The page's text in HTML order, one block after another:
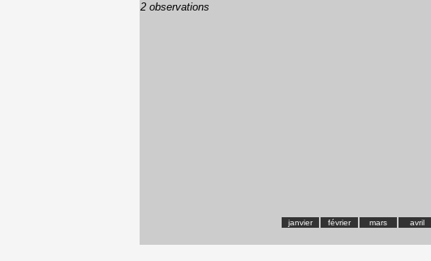
2 observations
janvier
février mars avril